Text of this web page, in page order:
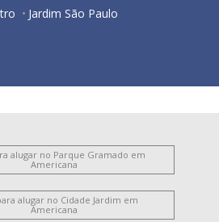
Jardim São Paulo
alugar no Parque Gramado em
Americana
alugar no Cidade Jardim em
Americana